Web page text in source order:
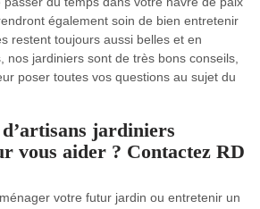
également soin de bien entretenir
restent toujours aussi belles et en
nos jardiniers sont de très bons conseils,
poser toutes vos questions au sujet du
jardiniers
vous aider ? Contactez RD
votre futur jardin ou entretenir un